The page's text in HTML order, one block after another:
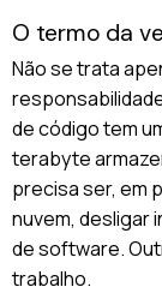
O termo da
Não se trata
de código tem
terabyte
precisa ser, em
nuvem, desligar
de software.
trabalho.